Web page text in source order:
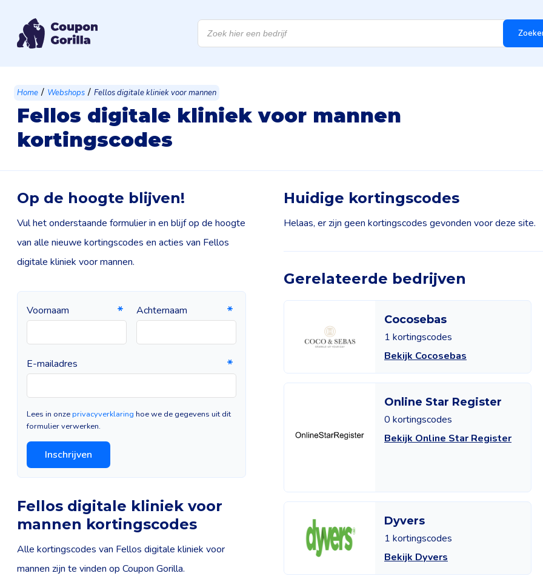
Producten
zoeken
Home / Webshops / Fellos digitale kliniek voor mannen
Fellos digitale kliniek voor mannen
kortingscodes
Op de hoogte blijven!
Vul het onderstaande formulier in en blijf op de hoogte
van alle nieuwe kortingscodes en acties van Fellos
digitale kliniek voor mannen.
Voornaam Achternaam
E-mailadres
Lees in onzeprivacyverklaring hoe we de gegevens uit dit
formulier verwerken.
Inschrijven
Fellos digitale kliniek voor
mannen kortingscodes
Alle kortingscodes van Fellos digitale kliniek voor
mannen zijn te vinden op Coupon Gorilla.
Huidige kortingscodes
Helaas, er zijn geen kortingscodes gevonden voor deze site.
Gerelateerde bedrijven
Cocosebas
1 kortingscodes
Bekijk Cocosebas
Online Star Register
0 kortingscodes
Bekijk Online Star Register
Dyvers
1 kortingscodes
Bekijk Dyvers